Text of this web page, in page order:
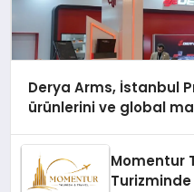
Derya Arms, İstanbul
ürünlerini ve global
Momentur
Turizminde